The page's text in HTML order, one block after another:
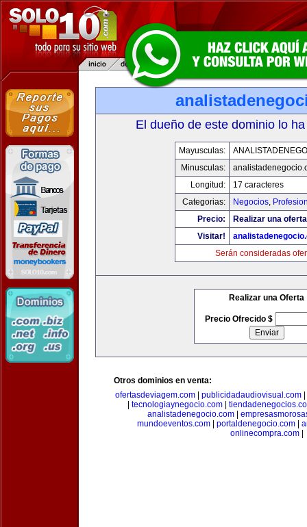
El dueño de este dominio lo
Mayusculas:
Minusculas:
Longitud:
17 caracteres
Categorias:
Negocios,
Precio:
Realizar una
Visitar!
Serán consideradas
Realizar una Oferta
Precio Ofrecido $
Otros dominios en venta:
ofertasdeviagem.com| publicidadaudiovisual.com|
tecnologiaynegocio.com
analistadenegocio.com
mundoeventos.com| portaldenegocio.com|
onlinecompra.com|